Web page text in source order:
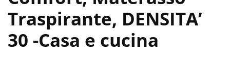
Traspirante, DENSITA’
30 -Casa e cucina